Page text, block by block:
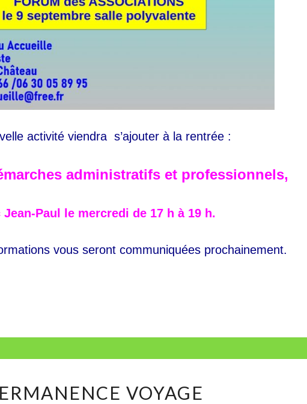
activité viendra s’ajouter à la rentrée :
administratifs et professionnels,
Jean-Paul le mercredi de 17 h à 19 h.
vous seront communiquées prochainement.
VOYAGEVOYAGE